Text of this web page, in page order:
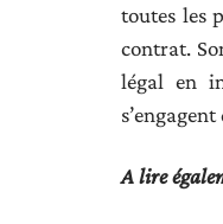
toutes les
contrat.
légal en
A lire